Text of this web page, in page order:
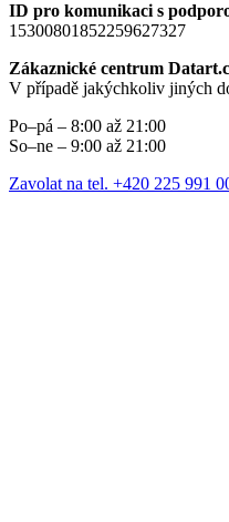
ID pro komunikaci s
15300801852259627327
Zákaznické centrum
V případě jakýchkoliv jiných
Po–pá – 8:00 až 21:00
So–ne – 9:00 až 21:00
Zavolat na tel. +420 225 991